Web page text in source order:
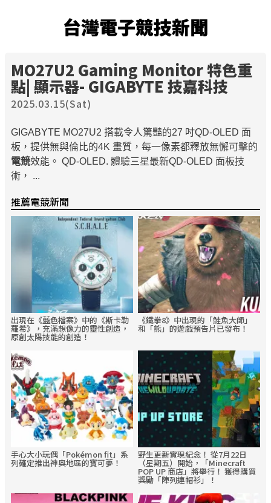
台灣電子競技新聞
MO27U2 Gaming Monitor 特色重
點| 顯示器- GIGABYTE 技嘉科技
2025.03.15(Sat)
GIGABYTE MO27U2 搭載令人驚豔的27 吋QD-OLED 面
板，提供無與倫比的4K 畫質，每一像素都釋放無懈可擊的
電競效能。 QD-OLED. 體驗三星最新QD-OLED 面板技
術， ...
推薦電競新聞
出現在《藍色檔案》中的《斯卡勒
羅希》，充滿想像力的靈性創造，
原創太陽技能的創造！
《鐵拳8》中出現的「鮭魚大師」
和「熊」的遊戲預告片已發布！
手心大小玩偶「Pokémon fit」系
列確定推出神奧地區的寶可夢！
野生更新實現紀念！ 從7月22日
（星期五）開始，「Minecraft
POP UP 商店」將舉行！ 獲得購買
獎勵「陣列連帽衫」！